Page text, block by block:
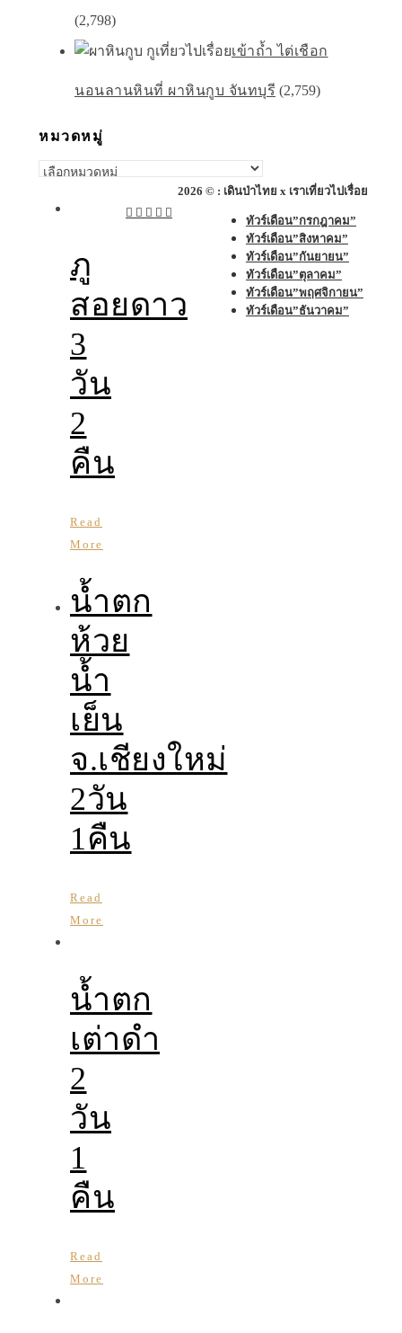
(2,798)
เข้าถ้ำ ไต่เชือก
นอนลานหินที่ ผาหินกูบ จันทบุรี (2,759)
หมวดหมู่
หมวด
ภู
สอยดาว
3
วัน
2
คืน
Read
More
น้ำตก
ห้วย
น้ำ
เย็น
จ.เชียงใหม่
2วัน
1คืน
Read
More
น้ำตก
เต่าดำ
2
วัน
1
คืน
Read
More
2026 © : เดินป่าไทย x เราเที่ยวไปเรื่อย
ทัวร์เดือน”กรกฎาคม”
ทัวร์เดือน”สิงหาคม”
ทัวร์เดือน”กันยายน”
ทัวร์เดือน”ตุลาคม”
ทัวร์เดือน”พฤศจิกายน”
ทัวร์เดือน”ธันวาคม”